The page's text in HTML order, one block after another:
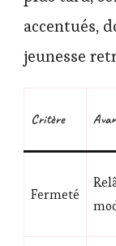
accentués,
jeunesse
Critère
Fermeté